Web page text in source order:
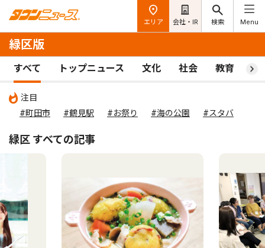
エリア 会社・IR 検索 Menu
緑区版
すべて トップニュース 文化 社会 教育 ス
注目
#町田市
#鶴見駅 #お祭り #海の公園 #スタバ
緑区 すべての記事